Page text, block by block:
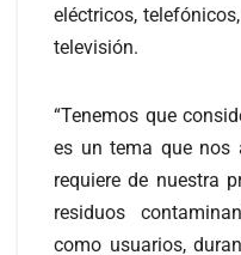
eléctricos,
televisión.
“Tenemos que
es un tema que nos
requiere de nuestra
residuos
como usuarios,